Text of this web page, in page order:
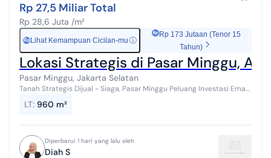
Rp 27,5 Miliar Total
Rp 28,6 Juta /m²
Rp Lihat Kemampuan Cicilan-mu ⓘ
Rp 173 Jutaan (Tenor 15
Tahun)
Lokasi Strategis di Pasar Minggu,
Pasar Minggu, Jakarta Selatan
Tanah Strategis Dijual - Siaga, Pasar Minggu Peluang Investasi Emas
ideal, terleta...
LT: 960 m²
Diperbarui 1 hari yang lalu oleh
Diah S